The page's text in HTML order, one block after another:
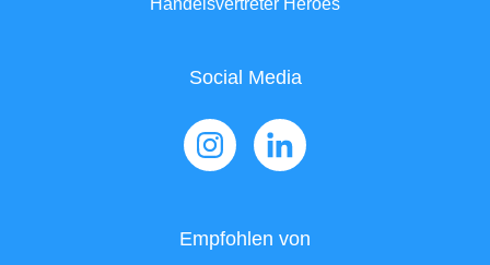
Handelsvertreter Heroes
Social Media
Empfohlen von